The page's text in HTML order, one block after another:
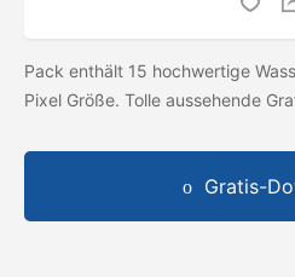
Pack enthält 15 hochwertige
Pixel Größe. Tolle aussehende
Gratis-